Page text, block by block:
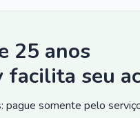
25 anos
facilita seu
pague somente pelo